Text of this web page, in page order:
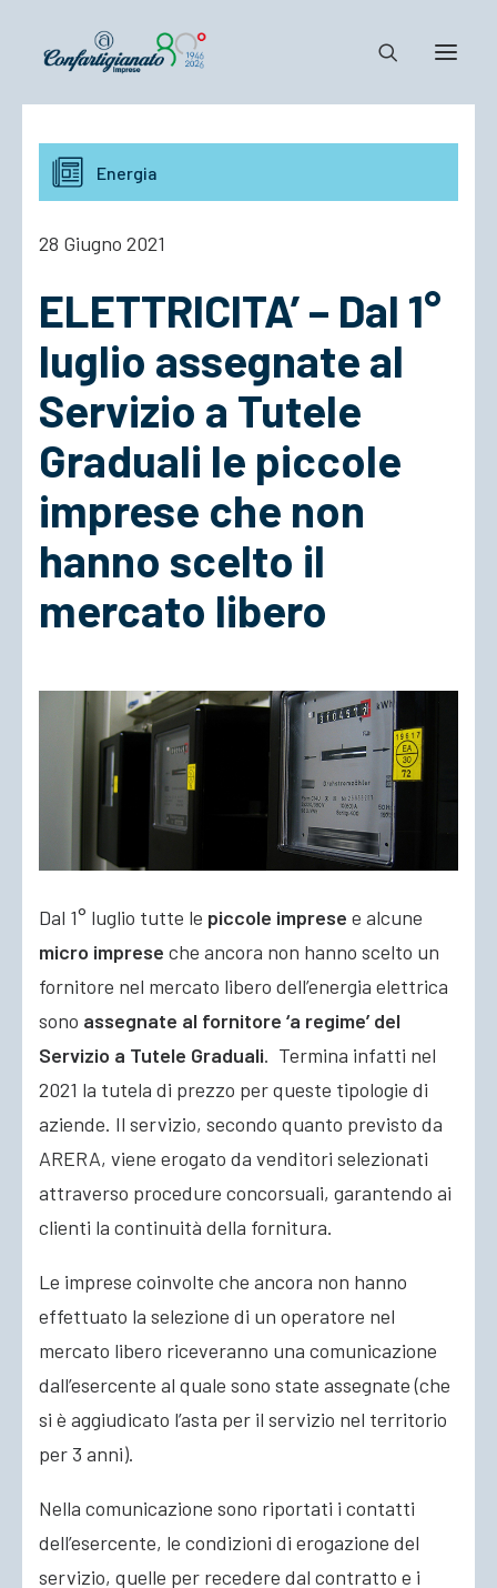
Notizie e Documenti
Confartigianato
Cosa Facciamo
ACCEDI
Energia
28 Giugno 2021
ELETTRICITA’ – Dal 1°
luglio assegnate al
Servizio a Tutele
Graduali le piccole
imprese che non
hanno scelto il
mercato libero
Dal 1° luglio tutte le piccole imprese e alcune
micro imprese che ancora non hanno scelto un
fornitore nel mercato libero dell’energia elettrica
sono assegnate al fornitore ‘a regime’ del
Servizio a Tutele Graduali. Termina infatti nel
2021 la tutela di prezzo per queste tipologie di
aziende. Il servizio, secondo quanto previsto da
ARERA, viene erogato da venditori selezionati
attraverso procedure concorsuali, garantendo ai
clienti la continuità della fornitura.
Le imprese coinvolte che ancora non hanno
effettuato la selezione di un operatore nel
mercato libero riceveranno una comunicazione
dall’esercente al quale sono state assegnate (che
si è aggiudicato l’asta per il servizio nel territorio
per 3 anni).
Nella comunicazione sono riportati i contatti
dell’esercente, le condizioni di erogazione del
servizio, quelle per recedere dal contratto e i